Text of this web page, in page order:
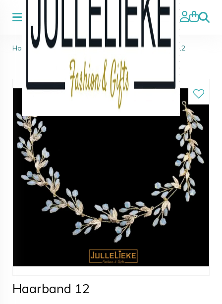
Zoeken
Home > Accessoires haar & sieraden>Haarband 12
Haarband 12